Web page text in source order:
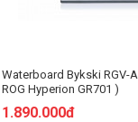
Waterboard Bykski RGV-
ROG Hyperion GR701 )
1.890.000đ